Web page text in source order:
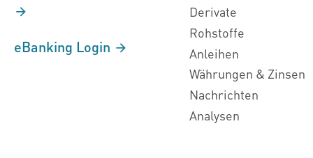
eBanking Login
Derivate
Rohstoffe
Anleihen
Währungen & Zinsen
Nachrichten
Analysen